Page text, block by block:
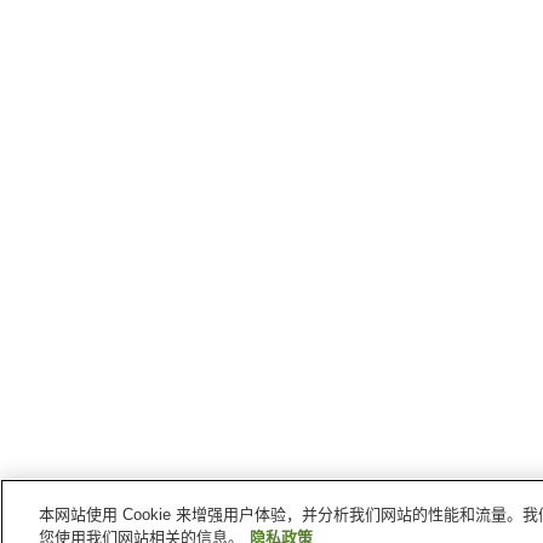
本网站使用 Cookie 来增强用户体验，并分析我们网站的性能和流量。
您使用我们网站相关的信息。
隐私政策